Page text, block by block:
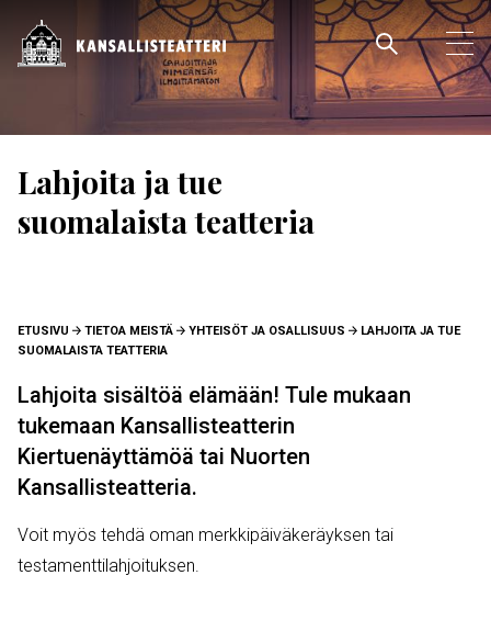
pääsisältöön
Lahjoita ja tue
suomalaista teatteria
MURUPOLKU
ETUSIVU TIETOA MEISTÄ YHTEISÖT JA OSALLISUUS
LAHJOITA JA TUE
SUOMALAISTA TEATTERIA
Lahjoita sisältöä elämään! Tule mukaan
tukemaan Kansallisteatterin
Kiertuenäyttämöä tai Nuorten
Kansallisteatteria.
Voit myös tehdä oman merkkipäiväkeräyksen tai
testamenttilahjoituksen.